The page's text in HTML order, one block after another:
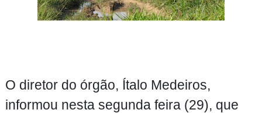
O diretor do órgão, Ítalo Medeiros,
informou nesta segunda feira (29), que